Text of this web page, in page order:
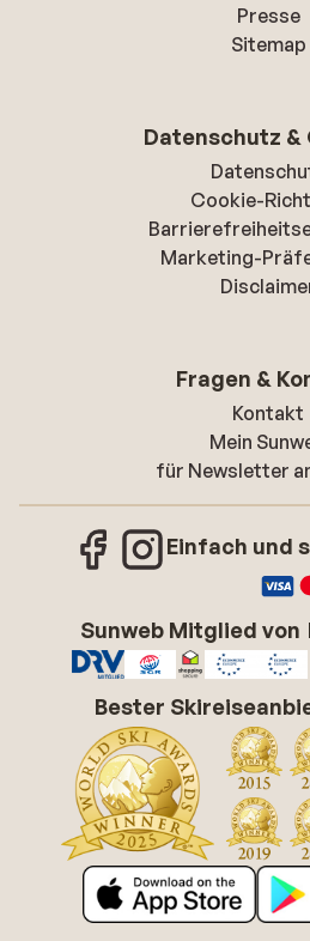
Presse
Sitemap
Datenschutz &
Cookie-
Marketing-
Fragen &
Kontakt
Mein
für Newsletter
Einfach und
Sunweb Mitglied von
Bester